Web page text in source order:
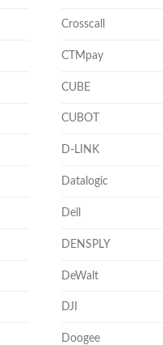
Crosscall
CTMpay
CUBE
CUBOT
D-LINK
Datalogic
Dell
DENSPLY
DeWalt
DJI
Doogee